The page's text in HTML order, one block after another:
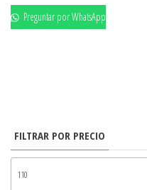
Preguntar por WhatsApp
FILTRAR POR PRECIO